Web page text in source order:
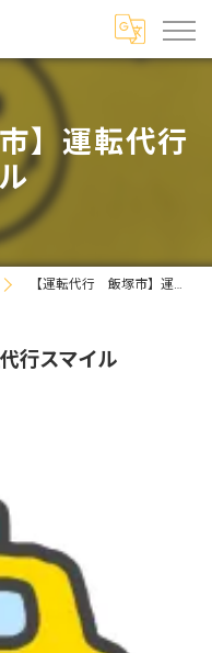
】運転代行
【運転代行 飯塚市】運転代行スマイル
行スマイル